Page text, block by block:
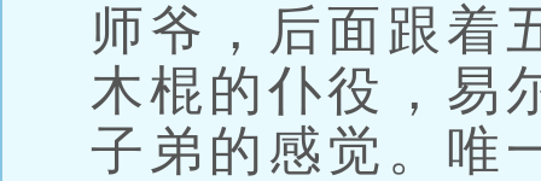
师爷，后面跟着
木棍的仆役，易
子弟的感觉。唯